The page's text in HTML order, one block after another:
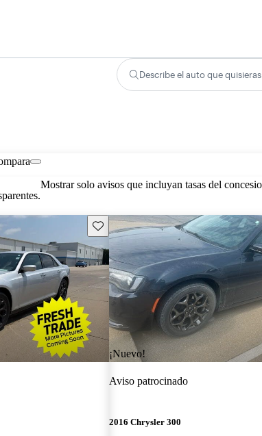
Describe el auto que quisieras
Mostrar solo avisos que incluyan tasas del
Guarda este Aviso
¡Nuevo!
Aviso patrocinado
2016 Chrysler 300